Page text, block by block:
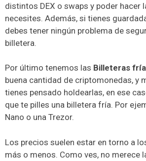
distintos DEX o swaps y poder hacer
necesites. Además, si tienes
debes tener ningún problema de
billetera.
Por último tenemos las Billeteras
buena cantidad de criptomonedas, y
tienes pensado holdearlas, en ese
que te pilles una billetera fría. Por
Nano o una Trezor.
Los precios suelen estar en torno a
más o menos. Como ves, no merece